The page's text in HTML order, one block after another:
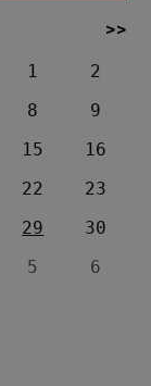
>>
1
2
8
9
15
16
22
23
29
30
5 6